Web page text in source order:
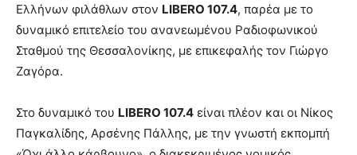
Ελλήνων φιλάθλων στον LIBERO 107.4, παρέα με το
δυναμικό επιτελείο του ανανεωμένου Ραδιοφωνικού
Σταθμού της Θεσσαλονίκης, με επικεφαλής τον Γιώργο
Ζαγόρα.
Στο δυναμικό του LIBERO 107.4 είναι πλέον και οι Νίκος
Παγκαλίδης, Αρσένης Πάλλης, με την γνωστή εκπομπή